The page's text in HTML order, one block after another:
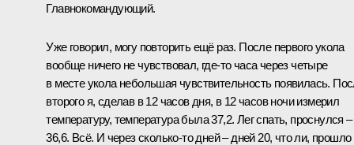
Главнокомандующий.
Уже говорил, могу повторить ещё раз. После первого укола
вообще ничего не чувствовал, где-то часа через четыре
в месте укола небольшая чувствительность появилась.
второго я, сделав в 12 часов дня, в 12 часов ночи измерил
температуру, температура была 37,2. Лег спать, проснулся –
36,6. Всё. И через сколько-то дней – дней 20, что ли, прошло